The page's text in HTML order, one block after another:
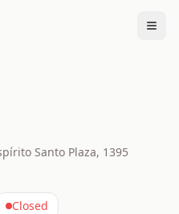
Santo Plaza, 1395
Closed